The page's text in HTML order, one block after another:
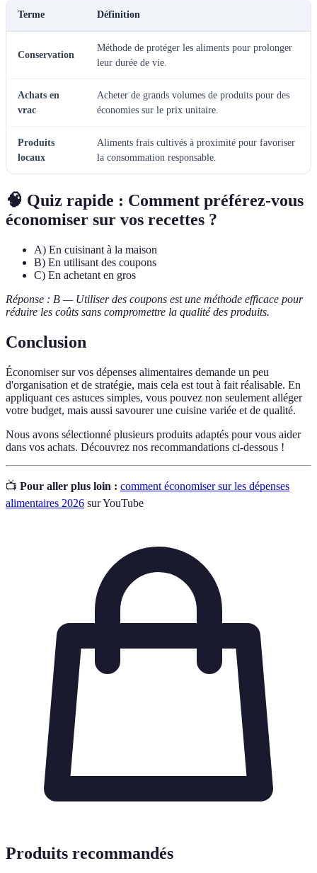
Terme Définition
Conservation
Méthode de protéger les aliments pour prolonger
leur durée de vie.
Achats en
vrac
Acheter de grands volumes de produits pour des
économies sur le prix unitaire.
Produits
locaux
Aliments frais cultivés à proximité pour favoriser
la consommation responsable.
🧠 Quiz rapide : Comment préférez-vous
économiser sur vos recettes ?
A) En cuisinant à la maison
B) En utilisant des coupons
C) En achetant en gros
Réponse : B — Utiliser des coupons est une méthode efficace pour
réduire les coûts sans compromettre la qualité des produits.
Conclusion
Économiser sur vos dépenses alimentaires demande un peu
d'organisation et de stratégie, mais cela est tout à fait réalisable. En
appliquant ces astuces simples, vous pouvez non seulement alléger
votre budget, mais aussi savourer une cuisine variée et de qualité.
Nous avons sélectionné plusieurs produits adaptés pour vous aider
dans vos achats. Découvrez nos recommandations ci-dessous !
📺 Pour aller plus loin : comment économiser sur les dépenses
alimentaires 2026 sur YouTube
Produits recommandés